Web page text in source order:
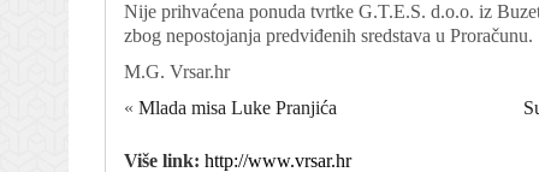
Nije prihvaćena ponuda tvrtke G.T.E.S. d.o.o. iz
zbog nepostojanja predviđenih sredstava u Proračunu.
M.G. Vrsar.hr
« Mlada misa Luke Pranjića
Više link: http://www.vrsar.hr